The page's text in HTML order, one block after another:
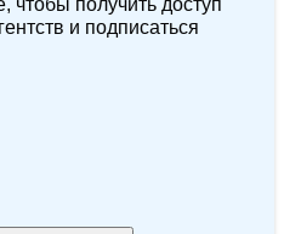
чтобы получить доступ
и подписаться